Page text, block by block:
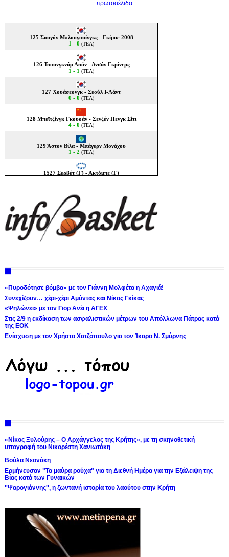
πρωτοσέλιδα
«Πυροδότησε βόμβα» με τον Γιάννη Μολφέτα η Αχαγιά!
Συνεχίζουν… χέρι-χέρι Αμύντας και Νίκος Γκίκας
«Ψηλώνει» με τον Γιορ Ανέι η ΑΓΕΧ
Στις 2/9 η εκδίκαση των ασφαλιστικών μέτρων του Απόλλωνα Πάτρας κατά
της ΕΟΚ
Ενίσχυση με τον Χρήστο Χατζόπουλο για τον Ίκαρο Ν. Σμύρνης
«Νίκος Ξυλούρης – Ο Αρχάγγελος της Κρήτης», με τη σκηνοθετική
υπογραφή του Νικορέστη Χανιωτάκη
Βούλα Νεονάκη
Ερμήνευσαν "Τα μαύρα ρούχα" για τη Διεθνή Ημέρα για την Εξάλειψη της
Βίας κατά των Γυναικών
''Ψαρογιάννης'', η ζωντανή ιστορία του λαούτου στην Κρήτη